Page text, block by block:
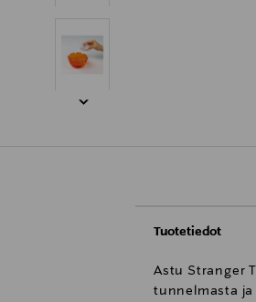
Tuotetiedot
Astu Stranger
tunnelmasta ja